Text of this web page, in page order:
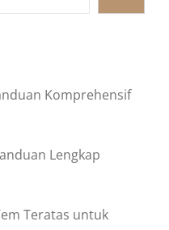
Komprehensif
Lengkap
Teratas untuk